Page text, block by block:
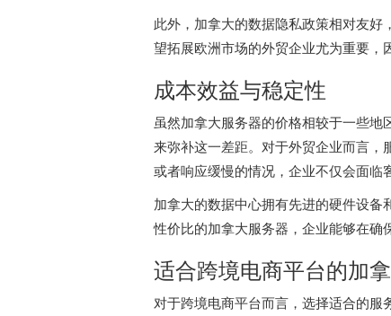
此外，加拿大的数据隐私政策相对友
望拓展欧洲市场的外贸企业尤为重要，
成本效益与稳定性
虽然加拿大服务器的价格相较于一些
来弥补这一差距。对于外贸企业而言
或者响应缓慢的情况，企业不仅会面临
加拿大的数据中心拥有先进的硬件设
性价比的加拿大服务器，企业能够在确
适合跨境电商平台的加
对于跨境电商平台而言，选择适合的